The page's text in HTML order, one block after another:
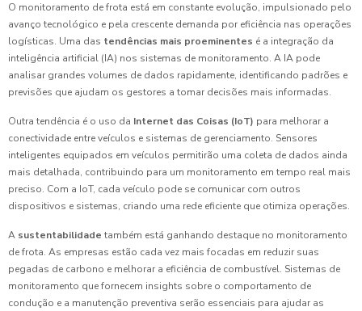
O monitoramento de frota está em constante evolução, impulsionado pelo
avanço tecnológico e pela crescente demanda por eficiência nas operações
logísticas. Uma das tendências mais proeminentes é a integração da
inteligência artificial (IA) nos sistemas de monitoramento. A IA pode
analisar grandes volumes de dados rapidamente, identificando padrões e
previsões que ajudam os gestores a tomar decisões mais informadas.
Outra tendência é o uso da Internet das Coisas (IoT) para melhorar a
conectividade entre veículos e sistemas de gerenciamento. Sensores
inteligentes equipados em veículos permitirão uma coleta de dados ainda
mais detalhada, contribuindo para um monitoramento em tempo real mais
preciso. Com a IoT, cada veículo pode se comunicar com outros
dispositivos e sistemas, criando uma rede eficiente que otimiza operações.
A sustentabilidade também está ganhando destaque no monitoramento
de frota. As empresas estão cada vez mais focadas em reduzir suas
pegadas de carbono e melhorar a eficiência de combustível. Sistemas de
monitoramento que fornecem insights sobre o comportamento de
condução e a manutenção preventiva serão essenciais para ajudar as